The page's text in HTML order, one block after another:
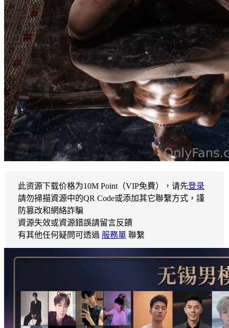
此资源下载价格为10M Point（VIP免費），请先登录
請勿掃描資源中的QR Code或添加其它聯繫方式，謹
防篡改和網絡詐騙
資源失效或資源錯誤請留言反饋
有其他任何疑問可透過 服務單 聯繫